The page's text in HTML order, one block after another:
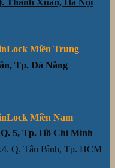
Miền Trung
Tp. Đà Nẵng
Miền Nam
5, Tp. Hồ Chí Minh
Q. Tân Bình, Tp. HCM